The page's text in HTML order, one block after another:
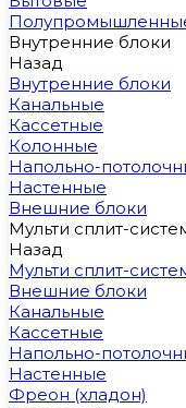
Внутренние блоки
Назад
Внутренние блоки
Канальные
Кассетные
Колонные
Напольно-
Настенные
Внешние блоки
Мульти сплит-
Назад
Мульти сплит-
Внешние блоки
Канальные
Кассетные
Напольно-
Настенные
Фреон (хладон)